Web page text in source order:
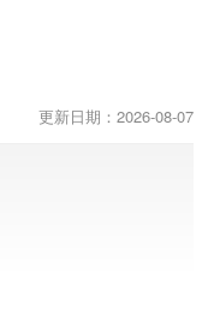
更新日期：2026-08-07